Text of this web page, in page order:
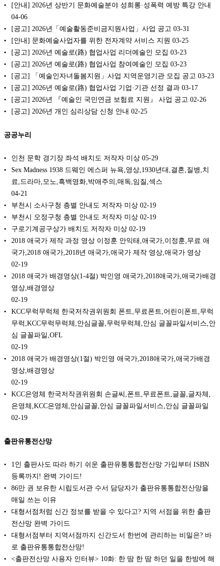
[안내] 2026년 상반기 문화예술분야 성희롱·성폭력 예방 특강 안내
04-06
[공고] 2026년「예술활동준비금지원사업」사업 공고 03-31
[안내] 문화예술사업자를 위한 전자계약 서비스 지원 03-25
[공고] 2026년 예술로(路) 협업사업 리더예술인 모집 03-23
[공고] 2026년 예술로(路) 협업사업 참여예술인 모집 03-23
[공고] 「예술인자녀돌봄지원」사업 지역운영기관 모집 공고 03-23
[공고] 2026년 예술로(路) 협업사업 기업·기관 선정 결과 03-17
[공고] 2026년 『예술인 국민연금 보험료 지원』 사업 공고 02-26
[공고] 2026년 개인 심리상담 신청 안내 02-25
공공누리
인천 문학 경기장 좌석 배치도 저작자 미상 05-29
Sex Madness 1938 드웨인 에스퍼 뉴욕,영상,1930년대,결혼,질병,치
료,드라마,모노,흑백영화,박애주의,매독,임질,섹스
04-21
부천시 소사구청 층별 안내도 저작자 미상 02-19
부천시 오정구청 층별 안내도 저작자 미상 02-19
구로기계공구상가 배치도 저작자 미상 02-19
2018 애국가 제작 과정 영상 이정훈 안익태,애국가,이정훈,무료 애
국가,2018 애국가,2018년 애국가,애국가 제작 영상,애국가 영상
02-19
2018 애국가 배경영상(1-4절) 박인영 애국가,2018애국가,애국가배경
영상,배경영상
02-19
KCC무럭무럭체 한국저작권위원회 폰트,무료폰트,어린이폰트,무럭
무럭,KCC무럭무럭체,안심글꼴,무럭무럭체,안심 글꼴파일서비스,안
심 글꼴파일,OFL
02-19
2018 애국가 배경영상(1절) 박인영 애국가,2018애국가,애국가배경
영상,배경영상
02-19
KCC은영체 한국저작권위원회 손글씨,폰트,무료폰트,글꼴,글자체,
은영체,KCC은영체,안심글꼴,안심 글꼴파일서비스,안심 글꼴파일
02-19
출판유통전산망
1인 출판사도 따라 하기 쉬운 출판유통통합전산망 가입부터 ISBN
등록까지! 완벽 가이드!
86만 권 보유한 시립도서관 수서 담당자가 출판유통통합전산망을
매일 쓰는 이유
대형서점처럼 신간 정보를 받을 수 있다고? 지역 서점을 위한 출판
전산망 완벽 가이드
대형서점부터 지역서점까지 신간도서 한번에 관리하는 비밀은? 바
로 출판유통통합전산망!
<출판전산망 사용자 인터뷰> 10화: 한 땀 한 땀 하던 일을 한방에 해